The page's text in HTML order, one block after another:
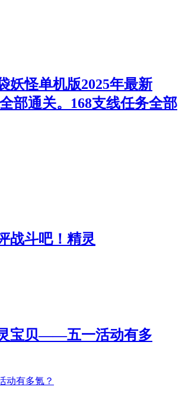
妖怪单机版2025年最新
部通关。168支线任务全部
战斗吧！精灵
宝贝——五一活动有多
有多氪？